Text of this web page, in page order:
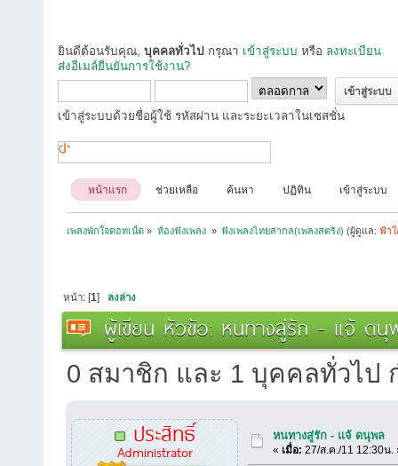
ยินดีต้อนรับคุณ, บุคคลทั่วไป กรุณา เข้าสู่ระบบ หรือ ลงทะเบียน
ส่งอีเมล์ยืนยันการใช้งาน?
เข้าสู่ระบบด้วยชื่อผู้ใช้ รหัสผ่าน และระยะเวลาในเซสชั่น
หน้าแรก ช่วยเหลือ ค้นหา ปฏิทิน เข้าสู่ระบบ
เพลงพักใจดอทเน็ต » ห้องฟังเพลง » ฟังเพลงไทยสากล(เพลงสตริง) (ผู้ดูแล:ฟ้า
หน้า: [1] ลงล่าง
ผู้เขียน หัวข้อ: หนทางสู่รัก - แจ้ ด
0 สมาชิก และ 1 บุคคลทั่วไป
ประสิทธิ์
Administrator
หนทางสู่รัก - แจ้ ดนุพล
« เมื่อ: 27/ส.ค./11 12:30น.